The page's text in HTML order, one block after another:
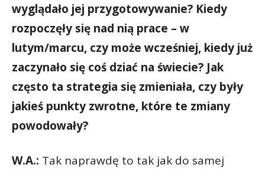
wyglądało jej przygotowywanie? Kiedy
rozpoczęły się nad nią prace – w
lutym/marcu, czy może wcześniej, kiedy już
zaczynało się coś dziać na świecie? Jak
często ta strategia się zmieniała, czy były
jakieś punkty zwrotne, które te zmiany
powodowały?
W.A.: Tak naprawdę to tak jak do samej